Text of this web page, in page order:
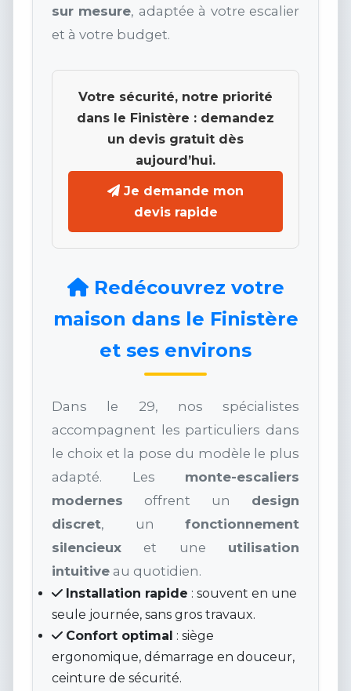
sur mesure, adaptée à votre escalier
et à votre budget.
Votre sécurité, notre priorité
dans le Finistère : demandez
un devis gratuit dès
aujourd’hui.
Je demande mon
devis rapide
Redécouvrez votre
maison dans le Finistère
et ses environs
Dans le 29, nos spécialistes
accompagnent les particuliers dans
le choix et la pose du modèle le plus
adapté. Les monte-escaliers
modernes offrent un design
discret, un fonctionnement
silencieux et une utilisation
intuitive au quotidien.
Installation rapide : souvent en une
seule journée, sans gros travaux.
Confort optimal : siège
ergonomique, démarrage en douceur,
ceinture de sécurité.